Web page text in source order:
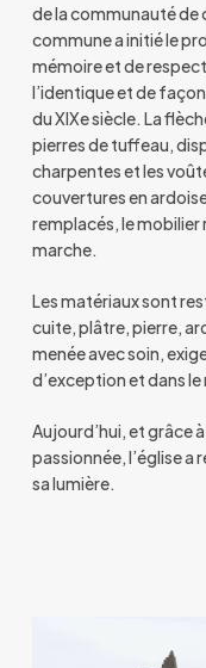
de la communauté de
commune a initié le
mémoire et de
l’identique et de
du XIXe siècle. La
pierres de tuffeau,
charpentes et les
couvertures en
remplacés, le mobilier
marche.
Les matériaux sont
cuite, plâtre, pierre,
menée avec soin,
d’exception et dans
Aujourd’hui, et grâce
passionnée, l’église a
sa lumière.